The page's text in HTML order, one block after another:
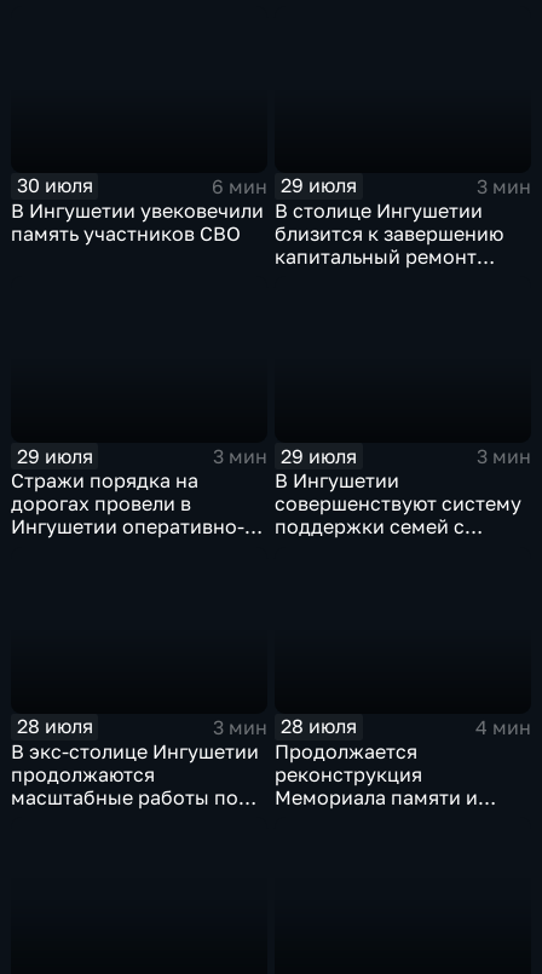
30 июля
6 мин
В Ингушетии увековечили
память участников СВО
29 июля
3 мин
В столице Ингушетии
близится к завершению
капитальный ремонт
29 июля
3 мин
Стражи порядка на
дорогах провели в
Ингушетии оперативно-
29 июля
3 мин
В Ингушетии
совершенствуют систему
поддержки семей с
28 июля
3 мин
В экс-столице Ингушетии
продолжаются
масштабные работы по
28 июля
4 мин
Продолжается
реконструкция
Мемориала памяти и